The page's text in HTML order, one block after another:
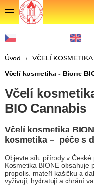
Úvod / VČELÍ KOSMETIKA
Včelí kosmetika - Bione
Včelí
BIO Cannabis
Včelí kosmetika
kosmetika – péče s
Objevte sílu přírody v
Kosmetika BIONE obsahuje
propolis, mateří kašičku a
vyživují, hydratují a chrání